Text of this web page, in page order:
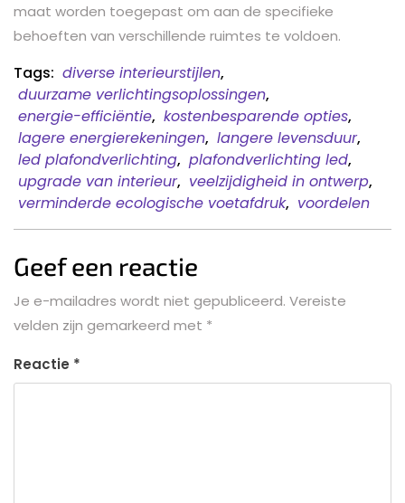
maat worden toegepast om aan de specifieke
behoeften van verschillende ruimtes te voldoen.
Tags: diverse interieurstijlen,
duurzame verlichtingsoplossingen,
energie-efficiëntie, kostenbesparende opties,
lagere energierekeningen, langere levensduur,
led plafondverlichting, plafondverlichting led,
upgrade van interieur, veelzijdigheid in ontwerp,
verminderde ecologische voetafdruk, voordelen
Geef een reactie
Je e-mailadres wordt niet gepubliceerd. Vereiste
velden zijn gemarkeerd met *
Reactie *